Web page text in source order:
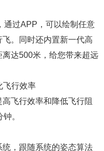
通过APP，可以绘制任意
。同时还内置新一代高
达500米，给您带来超远
飞行效率
飞行效率和降低飞行阻
。
，跟随系统的姿态算法